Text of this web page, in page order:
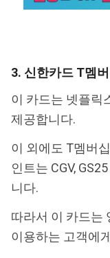
3. 신한카드 T멤
이 카드는 넷플릭
제공합니다.
이 외에도 T멤버
인트는 CGV,
니다.
따라서 이 카드는
이용하는 고객에